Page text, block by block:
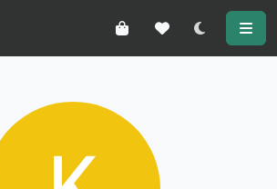
Darkmode